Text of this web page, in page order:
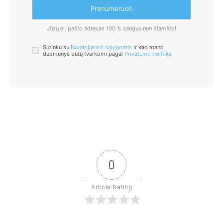
Prenumeruoti
Jūsų el. pašto adresas 100 % saugus nuo šlamšto!
Sutinku su Naudojimosi sąlygomis ir kad mano
duomenys būtų tvarkomi pagal Privatumo politiką
0
Article Rating